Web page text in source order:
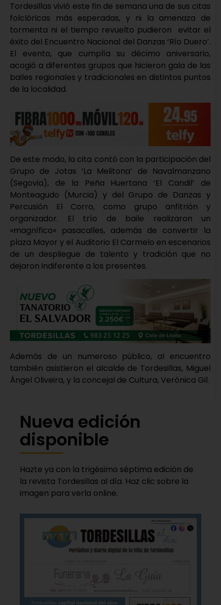
Tordesillas vivió este fin de semana una de sus citas
folclóricas más esperadas, y ni la amenaza de
tormenta ni el tiempo revuelto pudieron evitar el
éxito del Encuentro Nacional del Danzas ‘Río Duero’.
El evento, que cumplía su décimo aniversario,
acogió a diferentes grupos que hicieron gala de las
bailes regionales y tradicionales en distintos puntos
de la localidad.
De este modo, la cita contó con la participación del
Grupo de Jotas ‘La Melitona’ de Navalmanzano
(Segovia), de la Peña Huertana ‘El Candil’ de
Monteagudo (Murcia) y del Grupo de Danzas y
Percusión El Corro, como grupo anfitrión y
organizador. El trío de baile realizaron un
«magnífico» pasacalles, además de convertir la
plaza Mayor y el Auditorio El Carmelo en escenarios
de un despliegue de talento y tradición que no
dejaron indiferente a los presentes.
Además de un numeroso público, al encuentro
también asistieron el alcalde de Tordesillas, Miguel
Ángel Oliveira, y la concejal de Cultura, Verónica Gil.
Nueva edición
disponible
Hazte ya con la trigésimo séptima edición de
la revista Tordesillas al día. Haz clic sobre la
imagen para verla online.